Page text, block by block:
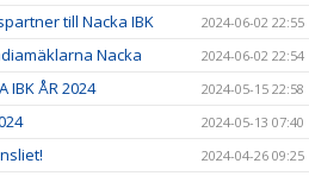
till Nacka IBK 2024-06-02 22:55
Nacka 2024-06-02 22:54
IBK ÅR 2024 2024-05-15 22:58
2024-05-13 07:40
2024-04-26 09:25